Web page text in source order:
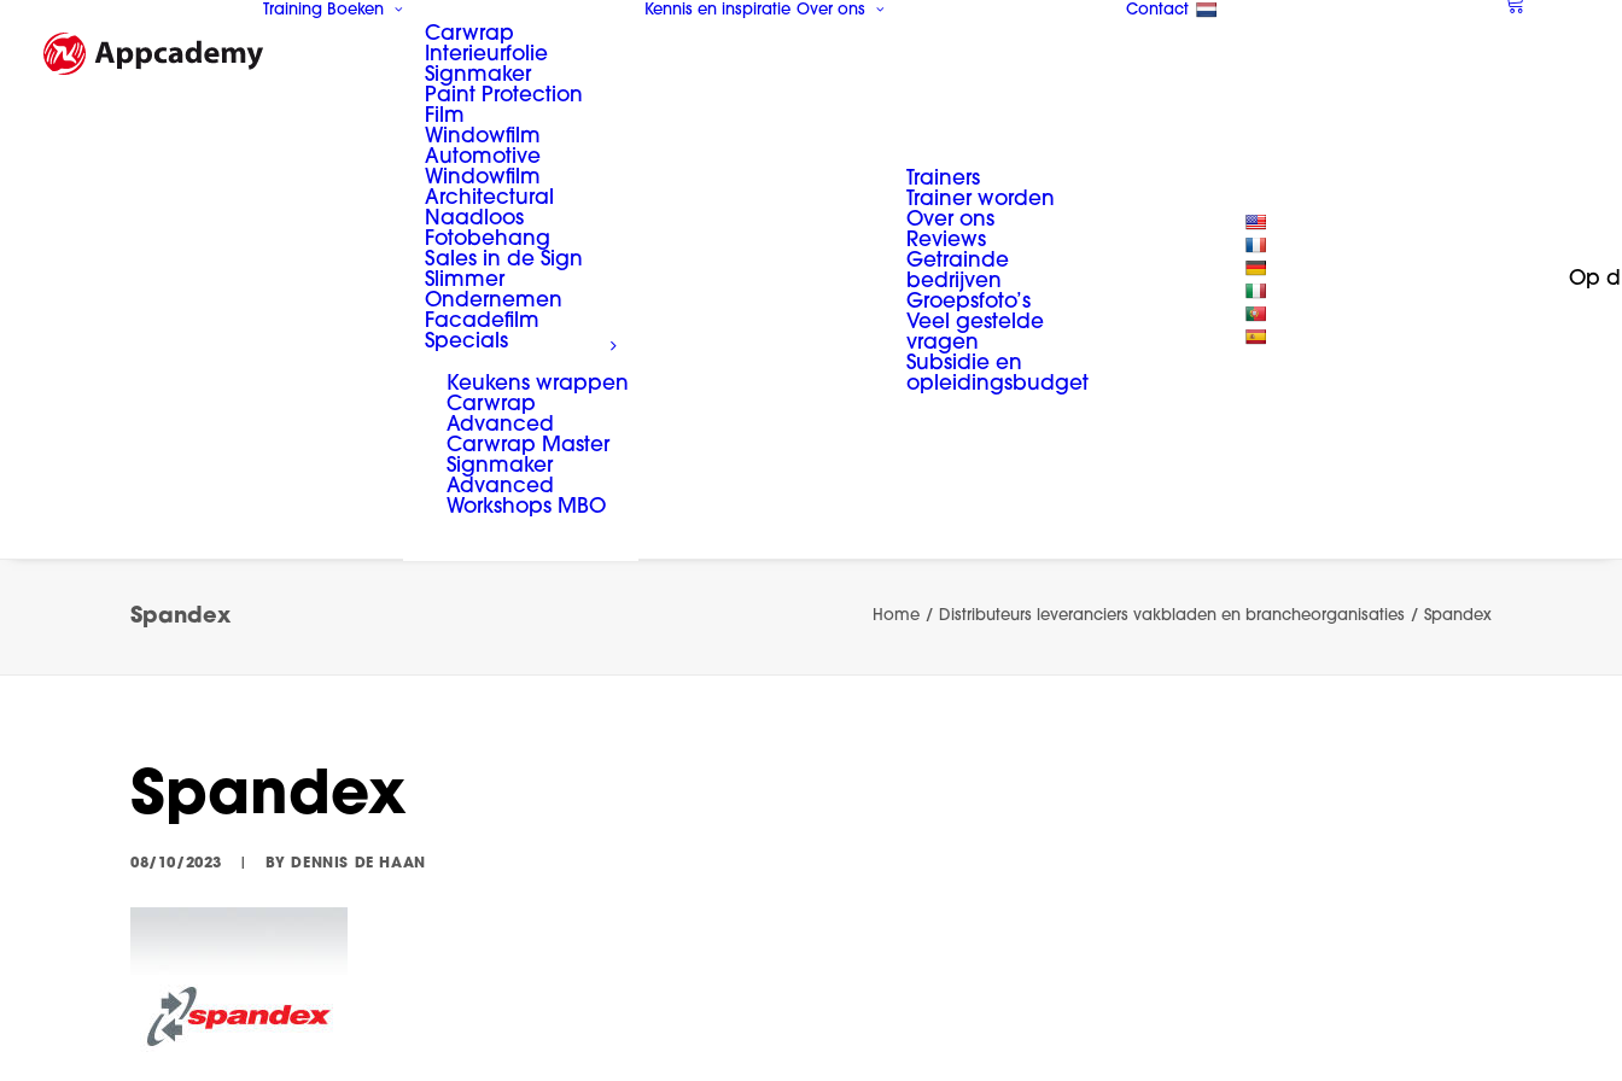
Training Boeken
Carwrap
Interieurfolie
Signmaker
Paint Protection
Film
Windowfilm
Automotive
Windowfilm
Architectural
Naadloos
Fotobehang
Sales in de Sign
Slimmer
Ondernemen
Facadefilm
Specials
Keukens wrappen
Carwrap
Advanced
Carwrap Master
Signmaker
Advanced
Workshops MBO
Kennis en inspiratie Over ons
Trainers
Trainer worden
Over ons
Reviews
Getrainde
bedrijven
Groepsfoto’s
Veel gestelde
vragen
Subsidie en
opleidingsbudget
Contact
Op
Spandex Home Distributeurs leveranciers vakbladen en brancheorganisaties Spandex
Spandex
08/10/2023 BY DENNIS DE HAAN